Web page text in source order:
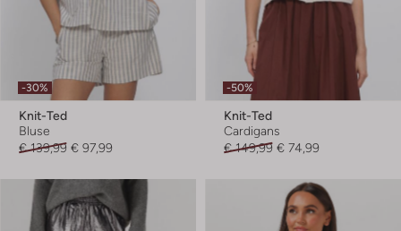
-30%
Knit-Ted
Bluse
€ 139,99 € 97,99
-50%
Knit-Ted
Cardigans
€ 149,99 € 74,99